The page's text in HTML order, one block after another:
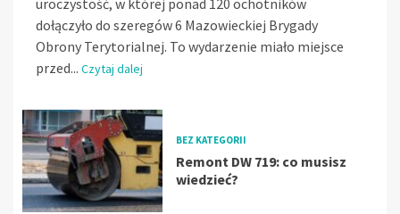
dołączyło do szeregów 6 Mazowieckiej Brygady
Obrony Terytorialnej. To wydarzenie miało miejsce
przed... Czytaj dalej
BEZ KATEGORII
Remont DW 719: co musisz
wiedzieć?